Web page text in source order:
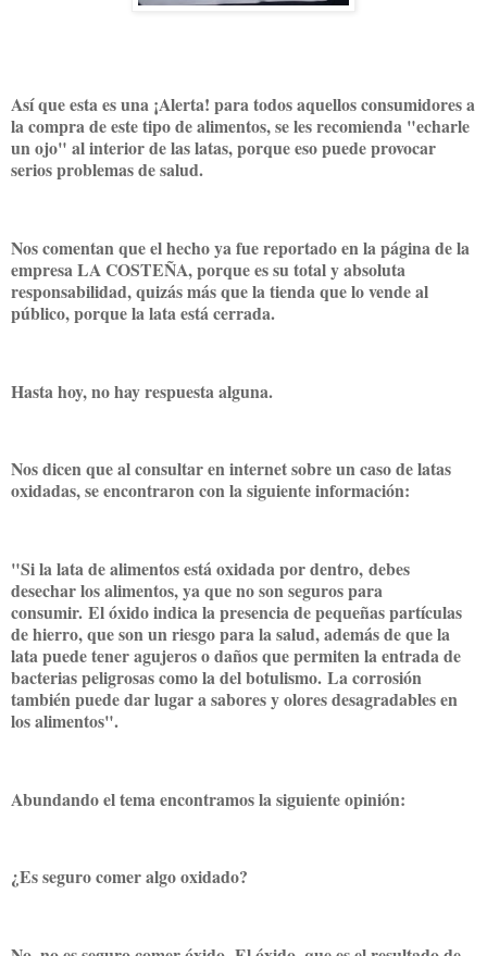
Así que esta es una ¡Alerta! para todos aquellos consumidores a
la compra de este tipo de alimentos, se les recomienda "echarle
un ojo" al interior de las latas, porque eso puede provocar
serios problemas de salud.
Nos comentan que el hecho ya fue reportado en la página de la
empresa LA COSTEÑA, porque es su total y absoluta
responsabilidad, quizás más que la tienda que lo vende al
público, porque la lata está cerrada.
Hasta hoy, no hay respuesta alguna.
Nos dicen que al consultar en internet sobre un caso de latas
oxidadas, se encontraron con la siguiente información:
"Si la lata de alimentos está oxidada por dentro, debes
desechar los alimentos, ya que no son seguros para
consumir. El óxido indica la presencia de pequeñas partículas
de hierro, que son un riesgo para la salud, además de que la
lata puede tener agujeros o daños que permiten la entrada de
bacterias peligrosas como la del botulismo. La corrosión
también puede dar lugar a sabores y olores desagradables en
los alimentos".
Abundando el tema encontramos la siguiente opinión:
¿Es seguro comer algo oxidado?